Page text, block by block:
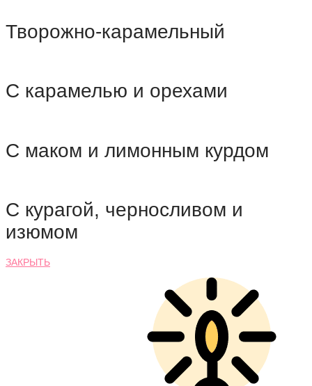
Творожно-карамельный
С карамелью и орехами
С маком и лимонным курдом
С курагой, черносливом и
изюмом
ЗАКРЫТЬ